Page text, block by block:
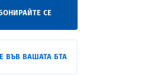
СЕ
ВЪВ ВАШАТА БТА